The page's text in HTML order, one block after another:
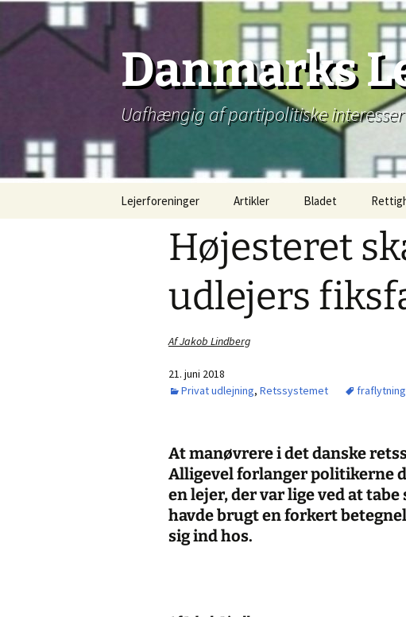
indhold
Danmarks
Uafhængig af partipolitiske interesser
Lejerforeninger Artikler Bladet
Højesteret
udlejers
Af Jakob Lindberg
21. juni 2018
Privat udlejning, Retssystemet fraflytning
At manøvrere i det danske
Alligevel forlanger politikerne
en lejer, der var lige ved at
havde brugt en forkert
sig ind hos.